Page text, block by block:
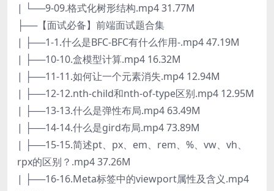
| └──9-09.格式化树形结构.mp4 31.77M
├──【面试必备】前端面试题合集
| ├──1-1.什么是BFC-BFC有什么作用-.mp4 47.19M
| ├──10-10.盒模型计算.mp4 16.32M
| ├──11-11.如何让一个元素消失.mp4 12.94M
| ├──12-12.nth-child和nth-of-type区别.mp4 12.95M
| ├──13-13.什么是弹性布局.mp4 63.49M
| ├──14-14.什么是gird布局.mp4 73.89M
| ├──15-15.简述pt、px、em、rem、%、vw、vh、
rpx的区别？.mp4 37.26M
| ├──16-16.Meta标签中的viewport属性及含义.mp4